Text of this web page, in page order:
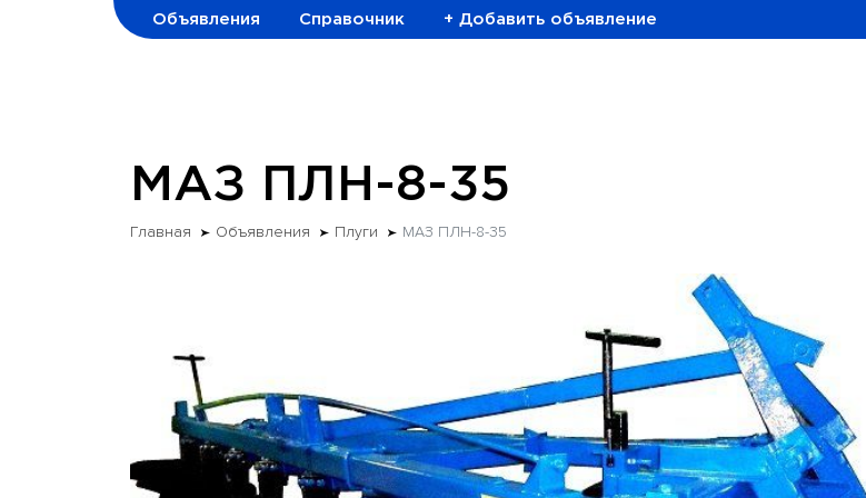
Объявления Справочник + Добавить объявление
МАЗ ПЛН-8-35
Главная Объявления Плуги МАЗ ПЛН-8-35